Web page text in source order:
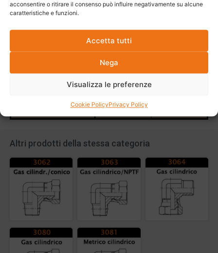
acconsentire o ritirare il consenso può influire negativamente su alcune
caratteristiche e funzioni.
Accetta tutti
Nega
Visualizza le preferenze
Cookie PolicyPrivacy Policy
Altri prodotti della stessa categoria